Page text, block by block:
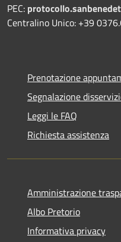
PEC:
Centralino Unico: +39
Prenotazione
Segnalazione
Leggi le FAQ
Richiesta assistenza
Amministrazione
Albo Pretorio
Informativa privacy